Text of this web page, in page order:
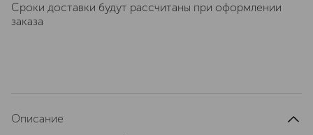
Сроки доставки будут рассчитаны при оформлении
заказа
Описание